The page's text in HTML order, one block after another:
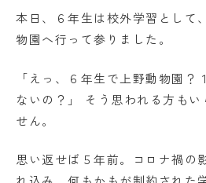
在校生・保護者の
本日、６年生は校外学習として
物園へ行って参りました。
「えっ、６年生で上野動物園？
ないの？」 そう思われる方もい
せん。
思い返せば５年前。コロナ禍の